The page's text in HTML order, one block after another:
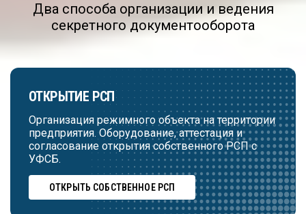
Два способа организации и ведения
секретного документооборота
ОТКРЫТИЕ РСП
Организация режимного объекта на территории
предприятия. Оборудование, аттестация и
согласование открытия собственного РСП с
УФСБ.
ОТКРЫТЬ СОБСТВЕННОЕ РСП